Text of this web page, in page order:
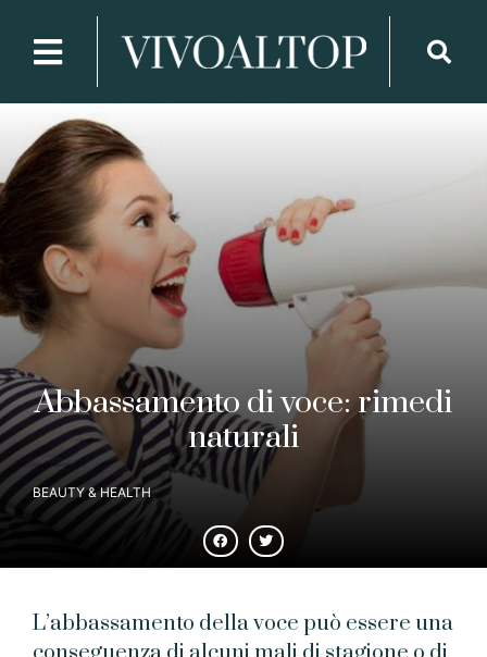
Abbassamento di voce: rimedi
naturali
BEAUTY & HEALTH
L’abbassamento della voce può essere una